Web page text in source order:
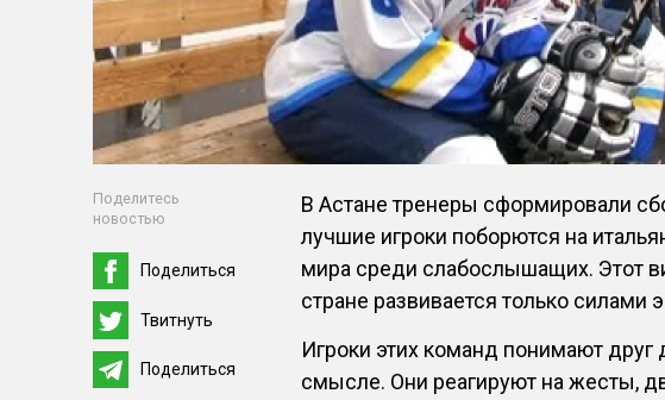
Поделитесь
новостью
Поделиться
Твитнуть
Поделиться
В Астане тренеры сформировали
лучшие игроки поборются на
мира среди слабослышащих. Этот
стране развивается только силами
Игроки этих команд понимают друг
смысле. Они реагируют на жесты,